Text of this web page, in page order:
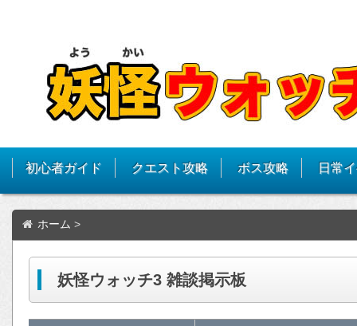
初心者ガイド クエスト攻略 ボス攻略 日常
ホーム >
妖怪ウォッチ3 雑談掲示板